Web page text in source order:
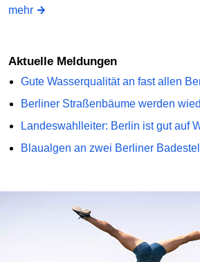
mehr
Aktuelle Meldungen
Gute Wasserqualität an fast allen
Berliner Straßenbäume werden
Landeswahlleiter: Berlin ist gut auf
Blaualgen an zwei Berliner